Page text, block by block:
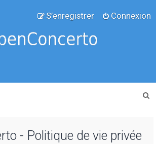
Connexion
S’enregistrer
- Politique de vie privée